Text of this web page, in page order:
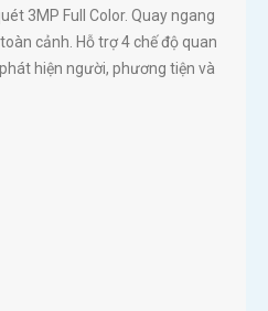
3MP Full Color. Quay ngang
cảnh. Hỗ trợ 4 chế độ quan
hiện người, phương tiện và